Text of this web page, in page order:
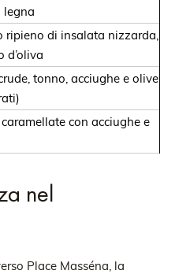
legna
ripieno di insalata nizzarda,
d’oliva
tonno, acciughe e olive
con acciughe e
nel
Place Masséna, la